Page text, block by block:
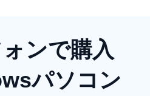
ンで購入
パソコン